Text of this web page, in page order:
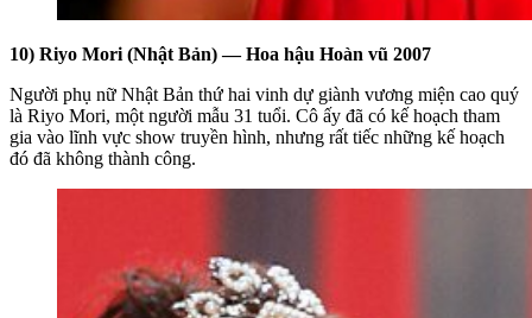
10) Riyo Mori (Nhật Bản) — Hoa hậu Hoàn vũ 2007
Người phụ nữ Nhật Bản thứ hai vinh dự giành vương miện cao quý
là Riyo Mori, một người mẫu 31 tuổi. Cô ấy đã có kế hoạch tham
gia vào lĩnh vực show truyền hình, nhưng rất tiếc những kế hoạch
đó đã không thành công.